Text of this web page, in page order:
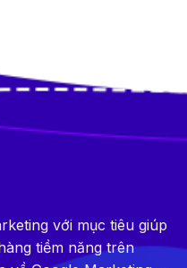
với mục tiêu giúp
tiềm năng trên